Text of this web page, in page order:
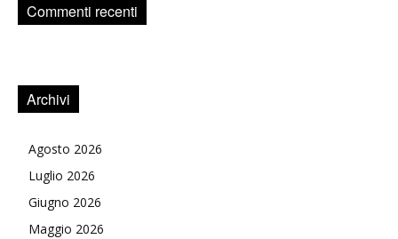
Commenti recenti
Archivi
Agosto 2026
Luglio 2026
Giugno 2026
Maggio 2026